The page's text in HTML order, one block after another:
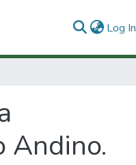
Log In
Andino.